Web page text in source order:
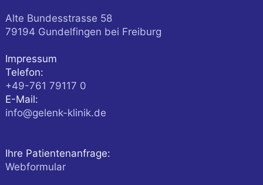
Alte Bundesstrasse 58
79194 Gundelfingen bei Freiburg
Impressum
Telefon:
+49-761 79117 0
E-Mail:
info@gelenk-klinik.de
Ihre Patientenanfrage:
Webformular